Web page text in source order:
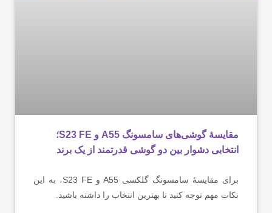
مقایسۀ گوشی‌های سامسونگ A55 و S23 FE؛
انتخابی دشوار بین دو گوشی قدرتمند از یک برند
برای مقایسۀ سامسونگ گلکسی A55 و S23 FE، به این
نکات مهم توجه کنید تا بهترین انتخاب را داشته باشید.